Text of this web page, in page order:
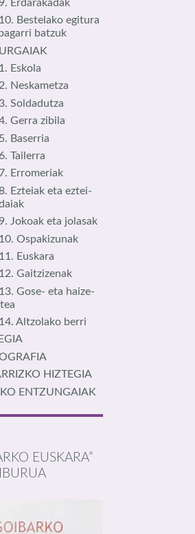
Erdarakadak
Bestelako egitura
batzuk
Eskola
Neskametza
Soldadutza
Gerra zibila
Baserria
Tailerra
Erromeriak
Ezteiak eta eztei-
Jokoak eta jolasak
Ospakizunak
Euskara
Gaitzizenak
Gose- eta haize-
Altzolako berri
HIZTEGIA
ENTZUNGAIAK
EUSKARA”